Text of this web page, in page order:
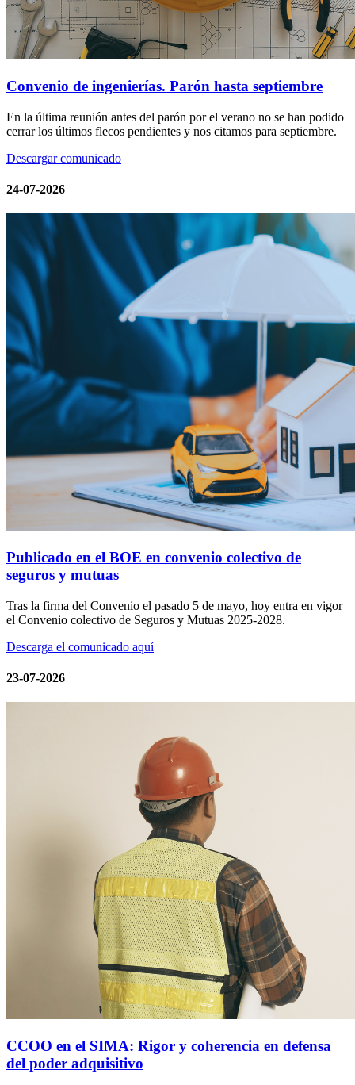
Convenio de ingenierías. Parón hasta septiembre
En la última reunión antes del parón por el verano no se han podido
cerrar los últimos flecos pendientes y nos citamos para septiembre.
Descargar comunicado
24-07-2026
Publicado en el BOE en convenio colectivo de
seguros y mutuas
Tras la firma del Convenio el pasado 5 de mayo, hoy entra en vigor
el Convenio colectivo de Seguros y Mutuas 2025-2028.
Descarga el comunicado aquí
23-07-2026
CCOO en el SIMA: Rigor y coherencia en defensa
del poder adquisitivo